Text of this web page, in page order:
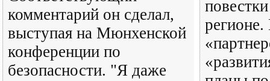
комментарий он сделал,
выступая на Мюнхенской
конференции по
безопасности. "Я даже